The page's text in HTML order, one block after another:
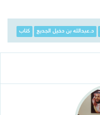
د.عبدالله بن دخيل الجديع كتاب